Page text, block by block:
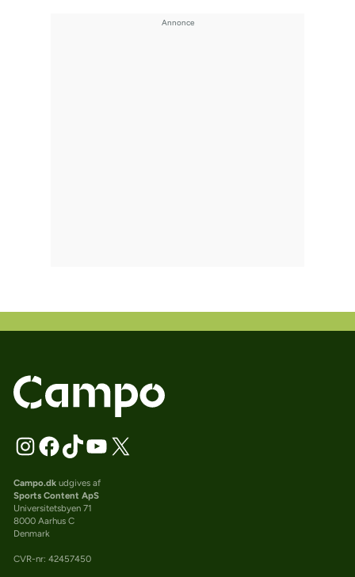
Campo.dkudgives af
Sports Content ApS
Universitetsbyen 71
8000 Aarhus C
Denmark
CVR-nr: 42457450